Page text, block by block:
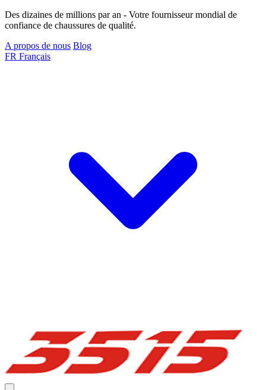
Des dizaines de millions par an - Votre fournisseur mondial de
confiance de chaussures de qualité.
A propos de nous Blog
FR Français